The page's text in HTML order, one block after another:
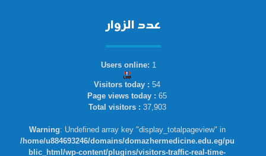
عدد الزوار
Users online: 1
Visitors today : 54
Page views today : 65
Total visitors : 37,903
Warning: Undefined array key "display_totalpageview" in
/home/u884693246/domains/domazhermedicine.edu.eg/pu
blic_html/wp-content/plugins/visitors-traffic-real-time-